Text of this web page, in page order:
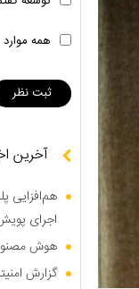
همه موارد
آخرین
هم‌افزایی
اجرای
هوش
گزارش